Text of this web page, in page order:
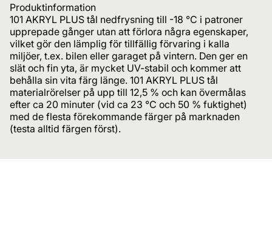
Produktinformation
101 AKRYL PLUS tål nedfrysning till -18 °C i patroner
upprepade gånger utan att förlora några egenskaper,
vilket gör den lämplig för tillfällig förvaring i kalla
miljöer, t.ex. bilen eller garaget på vintern. Den ger en
slät och fin yta, är mycket UV-stabil och kommer att
behålla sin vita färg länge. 101 AKRYL PLUS tål
materialrörelser på upp till 12,5 % och kan övermålas
efter ca 20 minuter (vid ca 23 °C och 50 % fuktighet)
med de flesta förekommande färger på marknaden
(testa alltid färgen först).